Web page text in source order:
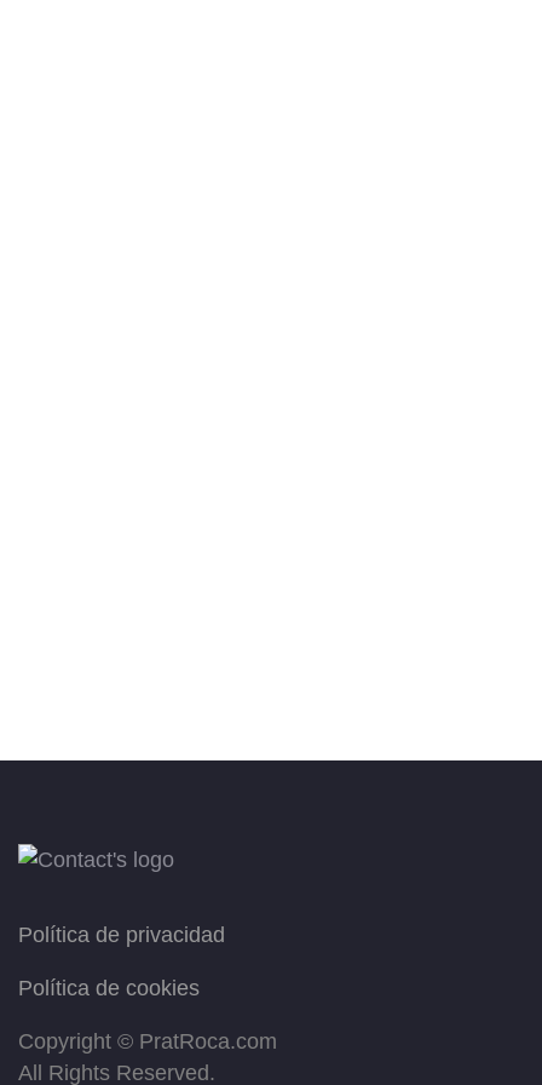
Política de privacidad
Política de cookies
Copyright © PratRoca.com
All Rights Reserved.